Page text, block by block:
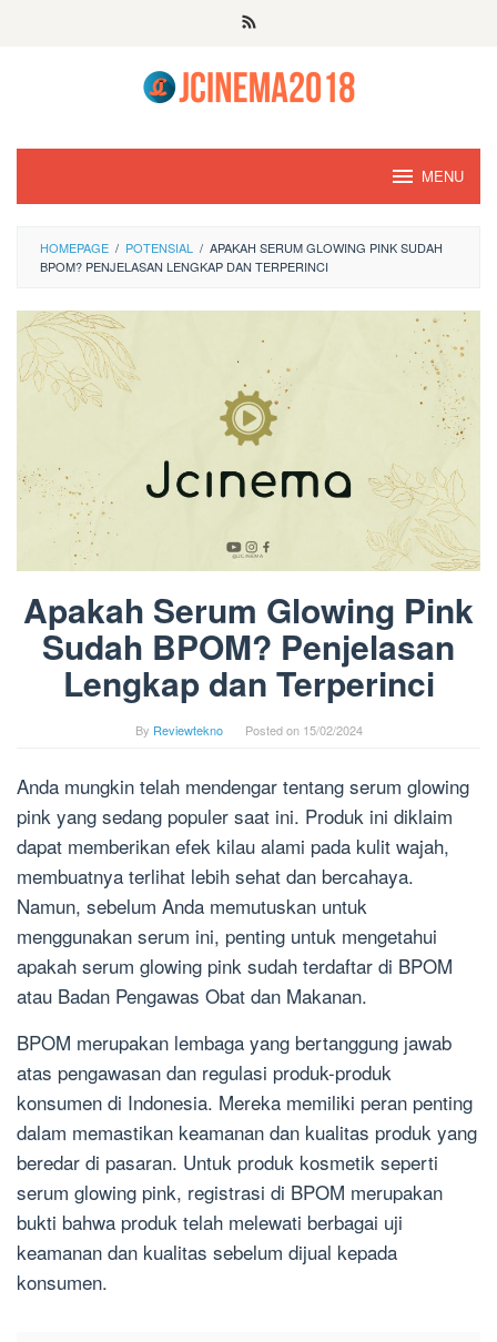
MENU
HOMEPAGE / POTENSIAL / APAKAH SERUM GLOWING PINK SUDAH
BPOM? PENJELASAN LENGKAP DAN TERPERINCI
Apakah Serum Glowing Pink
Sudah BPOM? Penjelasan
Lengkap dan Terperinci
By Reviewtekno Posted on 15/02/2024
Anda mungkin telah mendengar tentang serum glowing
pink yang sedang populer saat ini. Produk ini diklaim
dapat memberikan efek kilau alami pada kulit wajah,
membuatnya terlihat lebih sehat dan bercahaya.
Namun, sebelum Anda memutuskan untuk
menggunakan serum ini, penting untuk mengetahui
apakah serum glowing pink sudah terdaftar di BPOM
atau Badan Pengawas Obat dan Makanan.
BPOM merupakan lembaga yang bertanggung jawab
atas pengawasan dan regulasi produk-produk
konsumen di Indonesia. Mereka memiliki peran penting
dalam memastikan keamanan dan kualitas produk yang
beredar di pasaran. Untuk produk kosmetik seperti
serum glowing pink, registrasi di BPOM merupakan
bukti bahwa produk telah melewati berbagai uji
keamanan dan kualitas sebelum dijual kepada
konsumen.